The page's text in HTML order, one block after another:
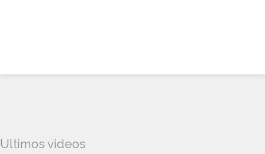
Ultimos videos